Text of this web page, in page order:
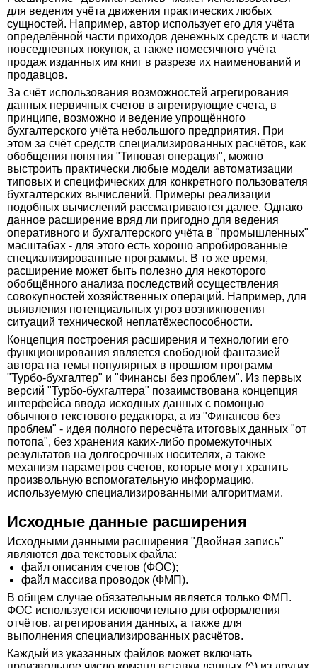
для ведения учёта движения практических любых
сущностей. Например, автор использует его для учёта
определённой части приходов денежных средств и части
повседневных покупок, а также помесячного учёта
продаж изданных им книг в разрезе их наименований и
продавцов.
За счёт использования возможностей агрегирования
данных первичных счетов в агрегирующие счета, в
принципе, возможно и ведение упрощённого
бухгалтерского учёта небольшого предприятия. При
этом за счёт средств специализированных расчётов, как
обобщения понятия "Типовая операция", можно
выстроить практически любые модели автоматизации
типовых и специфических для конкретного пользователя
бухгалтерских вычислений. Примеры реализации
подобных вычислений рассматриваются далее. Однако
данное расширение вряд ли пригодно для ведения
оперативного и бухгалтерского учёта в "промышленных"
масштабах - для этого есть хорошо апробированные
специализированные программы. В то же время,
расширение может быть полезно для некоторого
обобщённого анализа последствий осуществления
совокупностей хозяйственных операций. Например, для
выявления потенциальных угроз возникновения
ситуаций технической неплатёжеспособности.
Концепция построения расширения и технологии его
функционирования является свободной фантазией
автора на темы популярных в прошлом программ
"Турбо-бухгалтер" и "Финансы без проблем". Из первых
версий "Турбо-бухгалтера" позаимствована концепция
интерфейса ввода исходных данных с помощью
обычного текстового редактора, а из "Финансов без
проблем" - идея полного пересчёта итоговых данных "от
потопа", без хранения каких-либо промежуточных
результатов на долгосрочных носителях, а также
механизм параметров счетов, которые могут хранить
произвольную вспомогательную информацию,
используемую специализированными алгоритмами.
Исходные данные расширения
Исходными данными расширения "Двойная запись"
являются два текстовых файла:
файл описания счетов (ФОС);
файл массива проводок (ФМП).
В общем случае обязательным является только ФМП.
ФОС используется исключительно для оформления
отчётов, агрегирования данных, а также для
выполнения специализированных расчётов.
Каждый из указанных файлов может включать